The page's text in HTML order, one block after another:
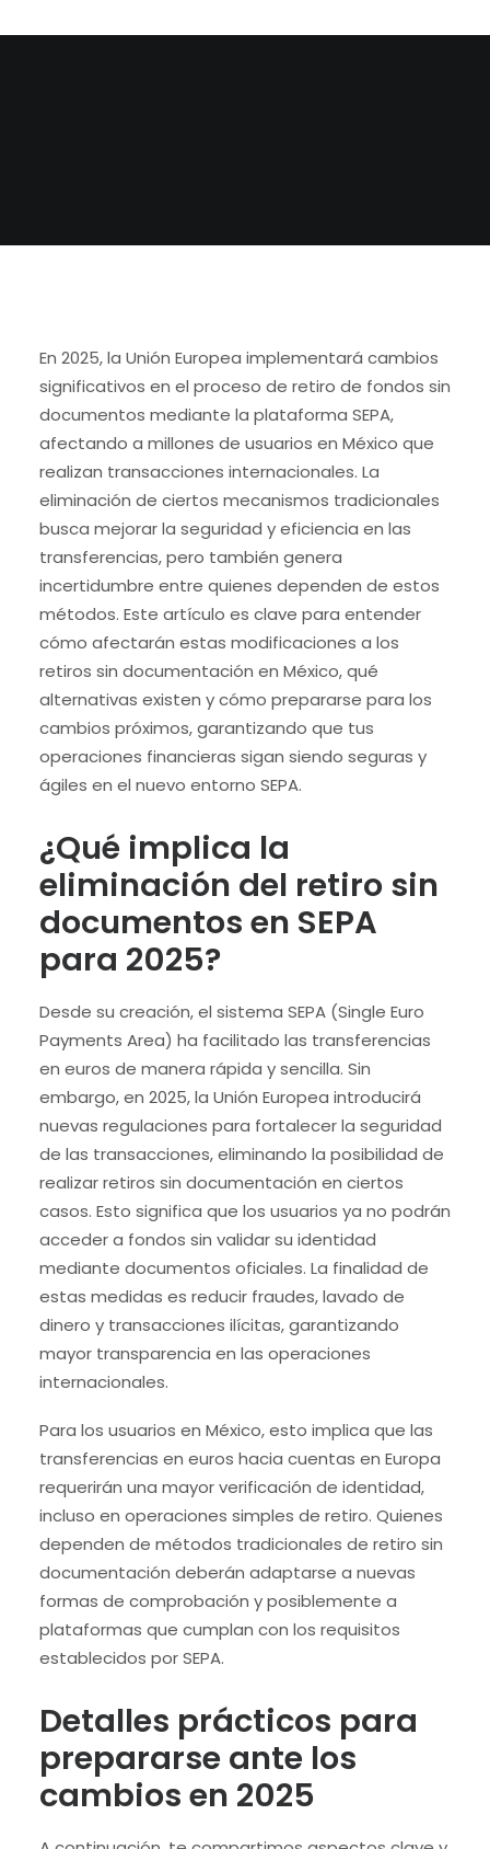
En 2025, la Unión Europea implementará cambios
significativos en el proceso de retiro de fondos sin
documentos mediante la plataforma SEPA,
afectando a millones de usuarios en México que
realizan transacciones internacionales. La
eliminación de ciertos mecanismos tradicionales
busca mejorar la seguridad y eficiencia en las
transferencias, pero también genera
incertidumbre entre quienes dependen de estos
métodos. Este artículo es clave para entender
cómo afectarán estas modificaciones a los
retiros sin documentación en México, qué
alternativas existen y cómo prepararse para los
cambios próximos, garantizando que tus
operaciones financieras sigan siendo seguras y
ágiles en el nuevo entorno SEPA.
¿Qué implica la
eliminación del retiro sin
documentos en SEPA
para 2025?
Desde su creación, el sistema SEPA (Single Euro
Payments Area) ha facilitado las transferencias
en euros de manera rápida y sencilla. Sin
embargo, en 2025, la Unión Europea introducirá
nuevas regulaciones para fortalecer la seguridad
de las transacciones, eliminando la posibilidad de
realizar retiros sin documentación en ciertos
casos. Esto significa que los usuarios ya no podrán
acceder a fondos sin validar su identidad
mediante documentos oficiales. La finalidad de
estas medidas es reducir fraudes, lavado de
dinero y transacciones ilícitas, garantizando
mayor transparencia en las operaciones
internacionales.
Para los usuarios en México, esto implica que las
transferencias en euros hacia cuentas en Europa
requerirán una mayor verificación de identidad,
incluso en operaciones simples de retiro. Quienes
dependen de métodos tradicionales de retiro sin
documentación deberán adaptarse a nuevas
formas de comprobación y posiblemente a
plataformas que cumplan con los requisitos
establecidos por SEPA.
Detalles prácticos para
prepararse ante los
cambios en 2025